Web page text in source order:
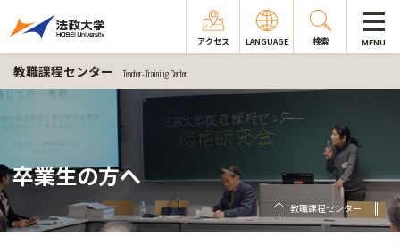
アクセス LANGUAGE 検索 MENU
教職課程センター Teacher-Training Center
卒業生の方へ
教職課程センター